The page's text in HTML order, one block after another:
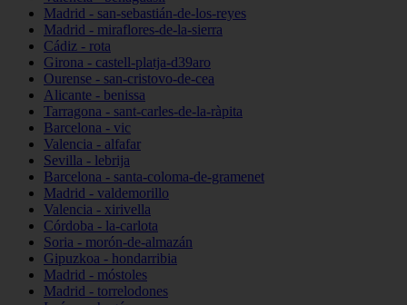
Madrid - san-sebastián-de-los-reyes
Madrid - miraflores-de-la-sierra
Cádiz - rota
Girona - castell-platja-d39aro
Ourense - san-cristovo-de-cea
Alicante - benissa
Tarragona - sant-carles-de-la-ràpita
Barcelona - vic
Valencia - alfafar
Sevilla - lebrija
Barcelona - santa-coloma-de-gramenet
Madrid - valdemorillo
Valencia - xirivella
Córdoba - la-carlota
Soria - morón-de-almazán
Gipuzkoa - hondarribia
Madrid - móstoles
Madrid - torrelodones